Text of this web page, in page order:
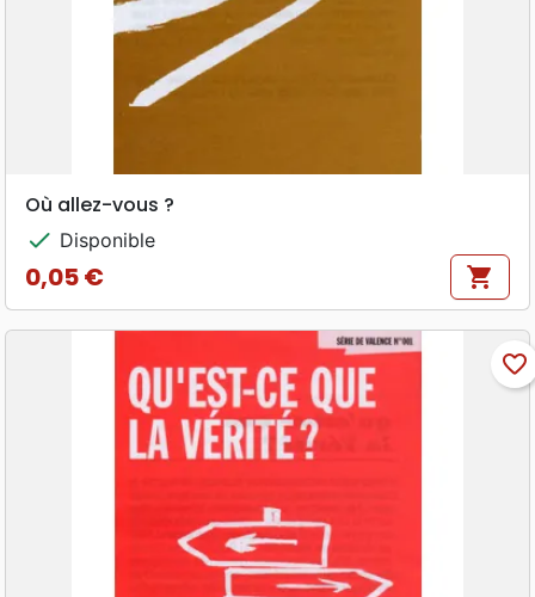
Où allez-vous ?
check Disponible
Prix
0,05 € shopping_cart
favorite_border